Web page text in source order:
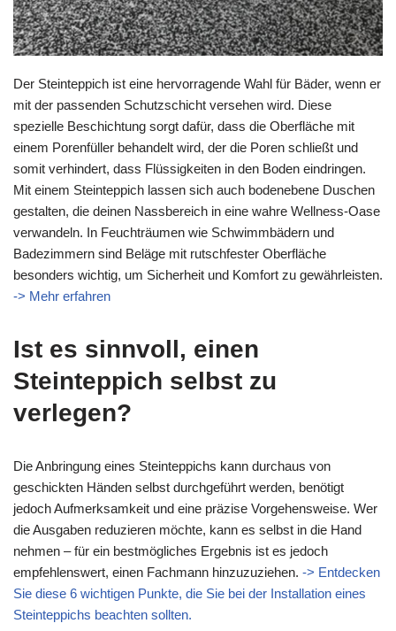
Der Steinteppich ist eine hervorragende Wahl für Bäder, wenn er
mit der passenden Schutzschicht versehen wird. Diese
spezielle Beschichtung sorgt dafür, dass die Oberfläche mit
einem Porenfüller behandelt wird, der die Poren schließt und
somit verhindert, dass Flüssigkeiten in den Boden eindringen.
Mit einem Steinteppich lassen sich auch bodenebene Duschen
gestalten, die deinen Nassbereich in eine wahre Wellness-Oase
verwandeln. In Feuchträumen wie Schwimmbädern und
Badezimmern sind Beläge mit rutschfester Oberfläche
besonders wichtig, um Sicherheit und Komfort zu gewährleisten.
-> Mehr erfahren
Ist es sinnvoll, einen
Steinteppich selbst zu
verlegen?
Die Anbringung eines Steinteppichs kann durchaus von
geschickten Händen selbst durchgeführt werden, benötigt
jedoch Aufmerksamkeit und eine präzise Vorgehensweise. Wer
die Ausgaben reduzieren möchte, kann es selbst in die Hand
nehmen – für ein bestmögliches Ergebnis ist es jedoch
empfehlenswert, einen Fachmann hinzuzuziehen. -> Entdecken
Sie diese 6 wichtigen Punkte, die Sie bei der Installation eines
Steinteppichs beachten sollten.